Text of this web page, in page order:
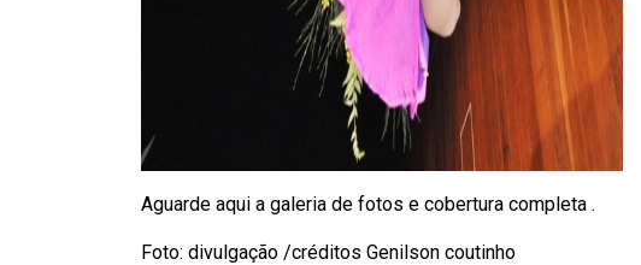
Aguarde aqui a galeria de fotos e cobertura completa .
Foto: divulgação /créditos Genilson coutinho